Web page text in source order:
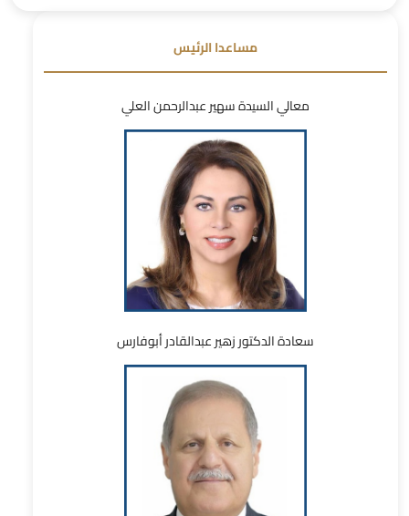
مساعدا الرئيس
معالي السيدة سهير عبدالرحمن العلي
سعادة الدكتور زهير عبدالقادر أبوفارس